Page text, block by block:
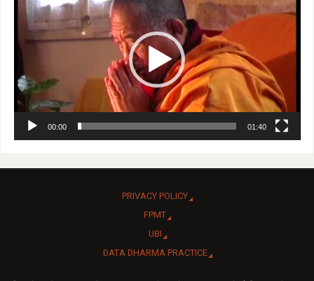
Player
00:00 01:40
PRIVACY POLICY
FPMT
UBI
DATA DHARMA PRACTICE